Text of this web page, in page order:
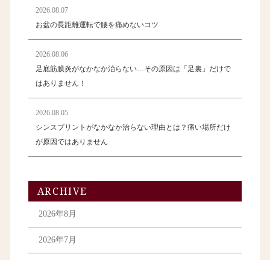
2026.08.07
お盆の長距離運転で腰を痛めないコツ
2026.08.06
足底筋膜炎がなかなか治らない…その原因は「足裏」だけで
はありません！
2026.08.05
シンスプリントがなかなか治らない理由とは？痛い場所だけ
が原因ではありません
ARCHIVE
2026年8月
2026年7月